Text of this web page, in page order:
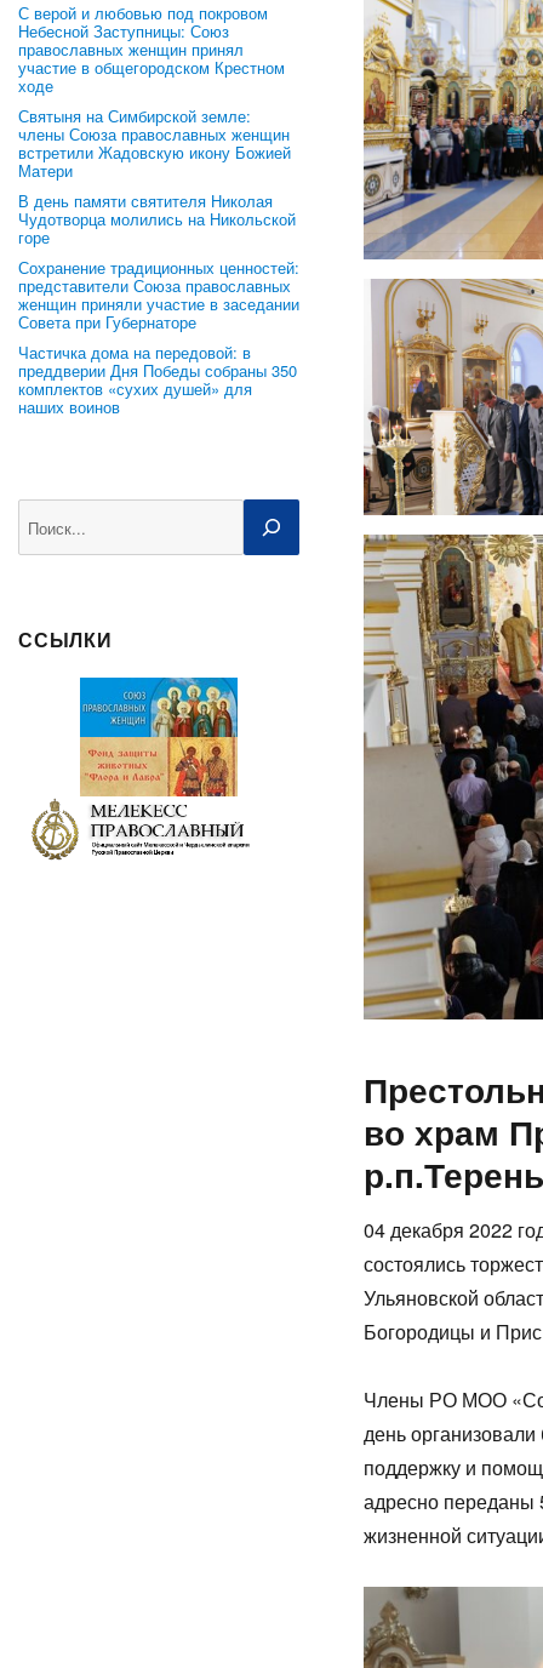
С верой и любовью под покровом
Небесной Заступницы: Союз
православных женщин принял
участие в общегородском Крестном
ходе
Святыня на Симбирской земле:
члены Союза православных женщин
встретили Жадовскую икону Божией
Матери
В день памяти святителя Николая
Чудотворца молились на Никольской
горе
Сохранение традиционных ценностей:
представители Союза православных
женщин приняли участие в заседании
Совета при Губернаторе
Частичка дома на передовой: в
преддверии Дня Победы собраны 350
комплектов «сухих душей» для
наших воинов
ССЫЛКИ
во храм
04 декабря 2022
состоялись
Ульяновской
Богородицы и
Члены РО МОО
день
поддержку и
адресно переданы
жизненной